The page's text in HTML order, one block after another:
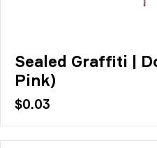
Sealed Graffiti |
Pink)
$0.03